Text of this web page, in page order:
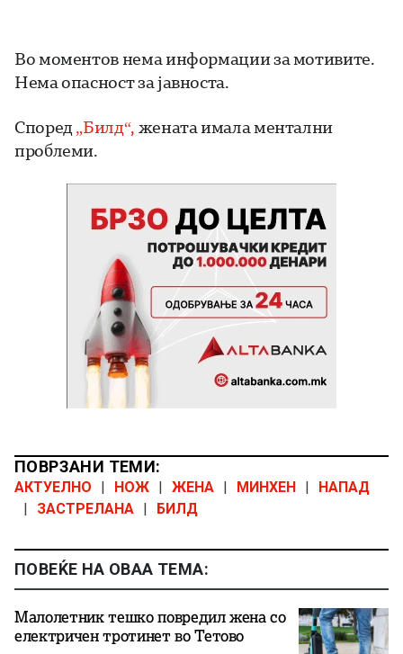
Во моментов нема информации за мотивите.
Нема опасност за јавноста.
Според „Билд“, жената имала ментални
проблеми.
ПОВРЗАНИ ТЕМИ:
АКТУЕЛНО | НОЖ | ЖЕНА | МИНХЕН |
НАПАД
|
ЗАСТРЕЛАНА | БИЛД
ПОВЕЌЕ НА ОВАА ТЕМА:
Малолетник тешко повредил жена со
електричен тротинет во Тетово